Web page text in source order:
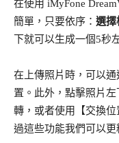
在使用 iMyFone
簡單，只要依序： 選擇
下就可以生成一個5秒
在上傳照片時，可以
置。此外，點擊照片
轉，或者使用【交換
過這些功能我們可以更